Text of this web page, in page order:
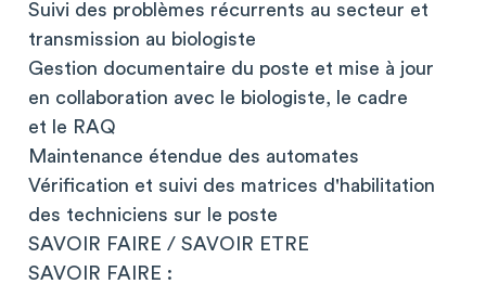
Suivi des problèmes récurrents au secteur et
transmission au biologiste
Gestion documentaire du poste et mise à jour
en collaboration avec le biologiste, le cadre
et le RAQ
Maintenance étendue des automates
Vérification et suivi des matrices d'habilitation
des techniciens sur le poste
SAVOIR FAIRE / SAVOIR ETRE
SAVOIR FAIRE :